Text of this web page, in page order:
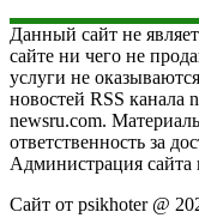
Данный сайт не
сайте ни чего не
услуги не
новостей RSS канала
newsru.com.
ответственность за
Администрация сайта
Сайт от psikhoter @